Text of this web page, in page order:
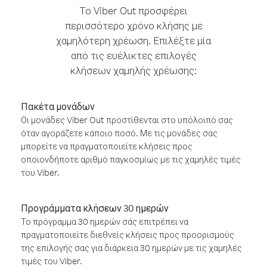
Το Viber Out προσφέρει
περισσότερο χρόνο κλήσης με
χαμηλότερη χρέωση. Επιλέξτε μία
από τις ευέλικτες επιλογές
κλήσεων χαμηλής χρέωσης:
Πακέτα μονάδων
Οι μονάδες Viber Out προστίθενται στο υπόλοιπό σας
όταν αγοράζετε κάποιο ποσό. Με τις μονάδες σας
μπορείτε να πραγματοποιείτε κλήσεις προς
οποιονδήποτε αριθμό παγκοσμίως με τις χαμηλές τιμές
του Viber.
Προγράμματα κλήσεων 30 ημερών
Το πρόγραμμα 30 ημερών σάς επιτρέπει να
πραγματοποιείτε διεθνείς κλήσεις προς προορισμούς
της επιλογής σας για διάρκεια 30 ημερών με τις χαμηλές
τιμές του Viber.